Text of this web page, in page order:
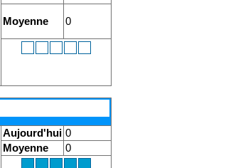
Moyenne 0
Aujourd'hui 0
Moyenne
0